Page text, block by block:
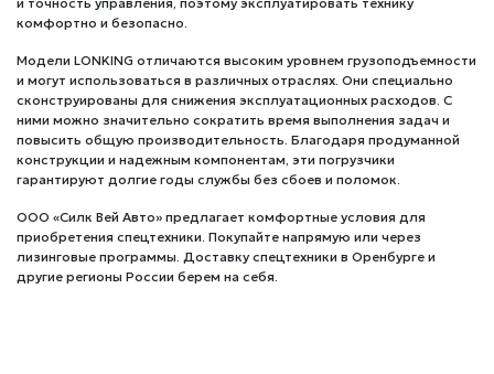
комфортно и безопасно.
Модели LONKING отличаются высоким уровнем грузоподъемности
и могут использоваться в различных отраслях. Они специально
сконструированы для снижения эксплуатационных расходов. С
ними можно значительно сократить время выполнения задач и
повысить общую производительность. Благодаря продуманной
конструкции и надежным компонентам, эти погрузчики
гарантируют долгие годы службы без сбоев и поломок.
ООО «Силк Вей Авто» предлагает комфортные условия для
приобретения спецтехники. Покупайте напрямую или через
лизинговые программы. Доставку спецтехники в Оренбурге и
другие регионы России берем на себя.